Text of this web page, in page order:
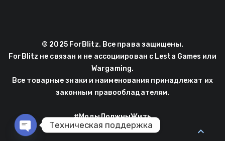
© 2025 ForBlitz. Все права защищены.
ForBlitz не связан и не ассоциирован с Lesta Games или
Wargaming.
Все товарные знаки и наименования принадлежат их
законным правообладателям.
#МодыДолжныЖить
expand_less
Техническая поддержка